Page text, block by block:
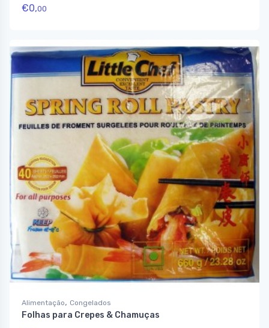
€0,00
Alimentação, Congelados
Folhas para Crepes & Chamuças